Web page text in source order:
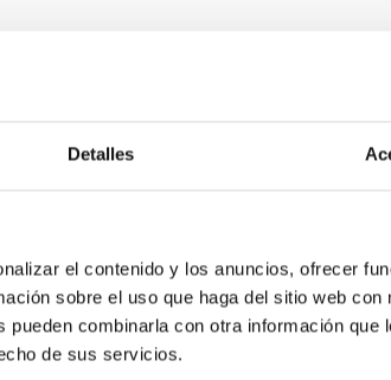
Detalles
el contenido y los anuncios, ofrecer
sobre el uso que haga del sitio web con
combinarla con otra información que
de sus servicios.
Javier Gorosabel de
de exoplanetas